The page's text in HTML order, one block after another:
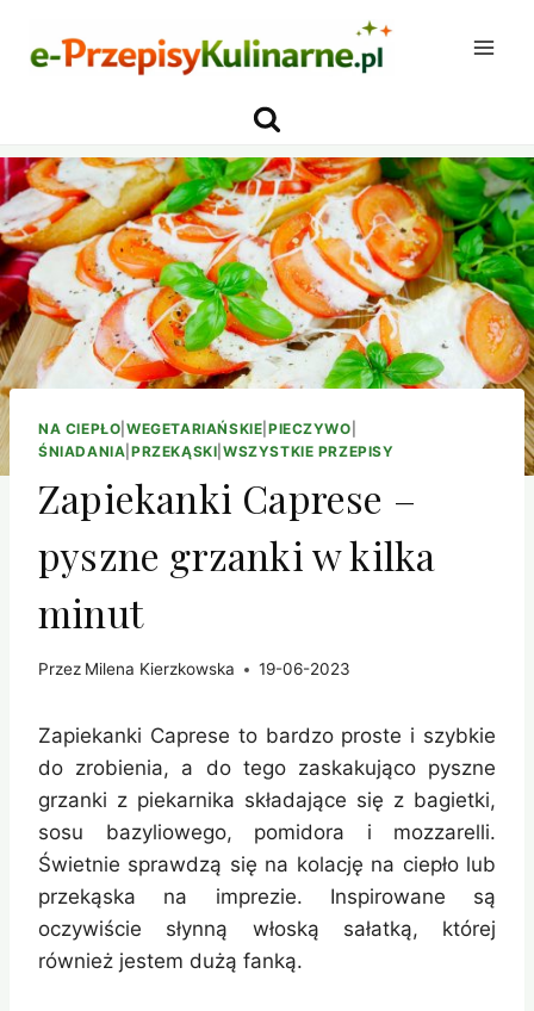
NA CIEPŁO WEGETARIAŃSKIE PIECZYWO
ŚNIADANIA PRZEKĄSKI WSZYSTKIE PRZEPISY
Zapiekanki Caprese –
pyszne grzanki w kilka
minut
Przez Milena Kierzkowska 19-06-2023
Zapiekanki Caprese to bardzo proste i szybkie
do zrobienia, a do tego zaskakująco pyszne
grzanki z piekarnika składające się z bagietki,
sosu bazyliowego, pomidora i mozzarelli.
Świetnie sprawdzą się na kolację na ciepło lub
przekąska na imprezie. Inspirowane są
oczywiście słynną włoską sałatką, której
również jestem dużą fanką.